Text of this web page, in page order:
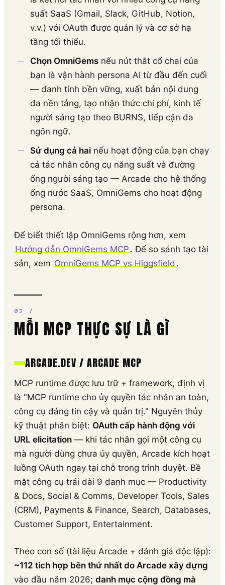
suất SaaS (Gmail, Slack, GitHub, Notion,
v.v.) với OAuth được quản lý và cơ sở hạ
tầng tối thiểu.
Chọn OmniGems nếu nút thắt cổ chai của
bạn là vận hành persona AI từ đầu đến cuối
— danh tính bền vững, xuất bản nội dung
đa nền tảng, tạo nhận thức chi phí, kinh tế
người sáng tạo theo BURNS, tiếp cận đa
ngôn ngữ.
Sử dụng cả hai nếu hoạt động của bạn chạy
cả tác nhân công cụ năng suất và đường
ống người sáng tạo — Arcade cho hệ thống
ống nước SaaS, OmniGems cho hoạt động
persona.
Để biết thiết lập OmniGems rộng hơn, xem
Hướng dẫn OmniGems MCP. Để so sánh tạo tài
sản, xem OmniGems MCP vs Higgsfield.
MỖI MCP THỰC SỰ LÀ GÌ
ARCADE.DEV / ARCADE MCP
MCP runtime được lưu trữ + framework, định vị
là "MCP runtime cho ủy quyền tác nhân an toàn,
công cụ đáng tin cậy và quản trị." Nguyên thủy
kỹ thuật phân biệt: OAuth cấp hành động với
URL elicitation — khi tác nhân gọi một công cụ
mà người dùng chưa ủy quyền, Arcade kích hoạt
luồng OAuth ngay tại chỗ trong trình duyệt. Bề
mặt công cụ trải dài 9 danh mục — Productivity
& Docs, Social & Comms, Developer Tools, Sales
(CRM), Payments & Finance, Search, Databases,
Customer Support, Entertainment.
Theo con số (tài liệu Arcade + đánh giá độc lập):
~112 tích hợp bên thứ nhất do Arcade xây dựng
vào đầu năm 2026; danh mục cộng đồng mà